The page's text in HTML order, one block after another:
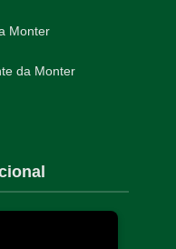
Monter
da Monter